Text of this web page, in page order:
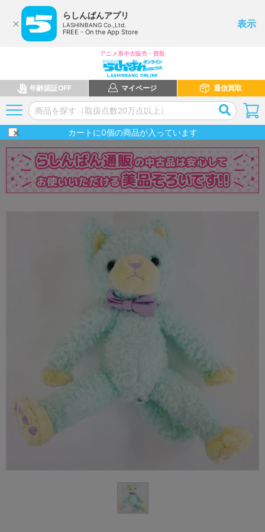
らしんばんアプリ
LASHINBANG Co.,Ltd.
FREE - On the App Store
表示
アニメ系中古販売・買取
年齢認証OFF マイページ 通信買取
カートに0個の商品が入っています